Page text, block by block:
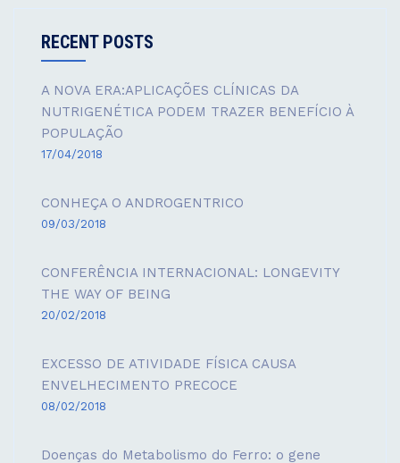
RECENT POSTS
A NOVA ERA:APLICAÇÕES CLÍNICAS DA
NUTRIGENÉTICA PODEM TRAZER BENEFÍCIO À
POPULAÇÃO
17/04/2018
CONHEÇA O ANDROGENTRICO
09/03/2018
CONFERÊNCIA INTERNACIONAL: LONGEVITY
THE WAY OF BEING
20/02/2018
EXCESSO DE ATIVIDADE FÍSICA CAUSA
ENVELHECIMENTO PRECOCE
08/02/2018
Doenças do Metabolismo do Ferro: o gene